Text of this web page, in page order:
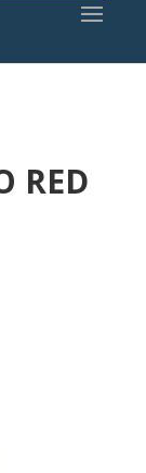
RED